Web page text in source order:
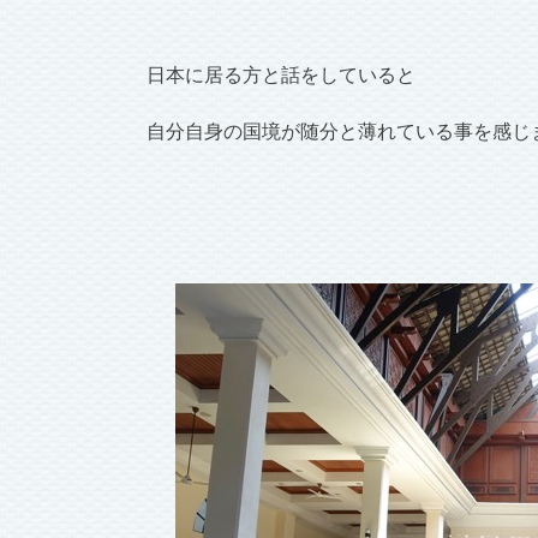
日本に居る方と話をしていると
自分自身の国境が随分と薄れている事を感じ